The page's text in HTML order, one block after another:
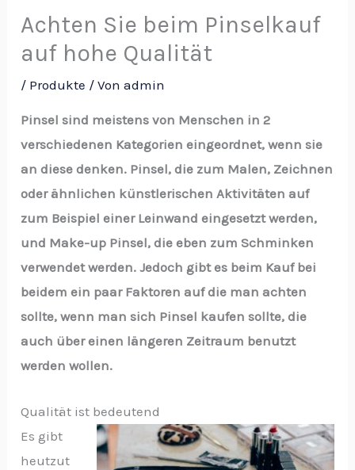
Achten Sie beim Pinselkauf
auf hohe Qualität
/ Produkte / Vonadmin
Pinsel sind meistens von Menschen in 2
verschiedenen Kategorien eingeordnet, wenn sie
an diese denken. Pinsel, die zum Malen, Zeichnen
oder ähnlichen künstlerischen Aktivitäten auf
zum Beispiel einer Leinwand eingesetzt werden,
und Make-up Pinsel, die eben zum Schminken
verwendet werden. Jedoch gibt es beim Kauf bei
beidem ein paar Faktoren auf die man achten
sollte, wenn man sich Pinsel kaufen sollte, die
auch über einen längeren Zeitraum benutzt
werden wollen.
Qualität ist bedeutend
Es gibt
heutzut